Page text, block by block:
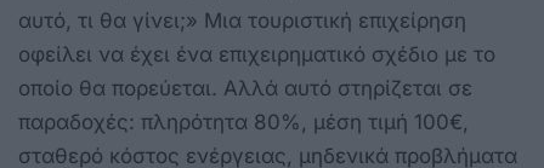
αυτό, τι θα γίνει;» Μια τουριστική επιχείρηση
οφείλει να έχει ένα επιχειρηματικό σχέδιο με το
οποίο θα πορεύεται. Αλλά αυτό στηρίζεται σε
παραδοχές: πληρότητα 80%, μέση τιμή 100€,
σταθερό κόστος ενέργειας, μηδενικά προβλήματα